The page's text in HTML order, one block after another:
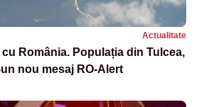
Actualitate
România. Populația din Tulcea,
nou mesaj RO-Alert